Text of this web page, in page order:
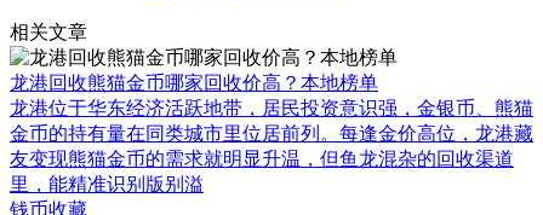
相关文章
龙港回收熊猫金币哪家回收价高？本地榜单
龙港位于华东经济活跃地带，居民投资意识强，金银币、熊猫
金币的持有量在同类城市里位居前列。每逢金价高位，龙港藏
友变现熊猫金币的需求就明显升温，但鱼龙混杂的回收渠道
里，能精准识别版别溢
钱币收藏